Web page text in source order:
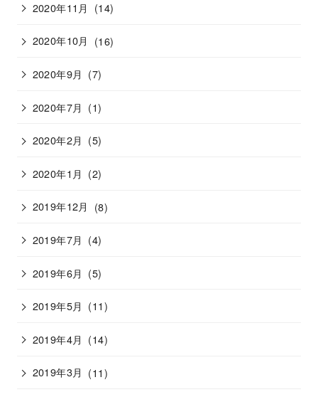
2020年11月 (14)
2020年10月 (16)
2020年9月 (7)
2020年7月 (1)
2020年2月 (5)
2020年1月 (2)
2019年12月 (8)
2019年7月 (4)
2019年6月 (5)
2019年5月 (11)
2019年4月 (14)
2019年3月 (11)